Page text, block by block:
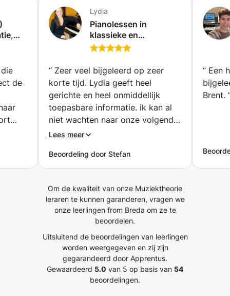
de gewaardeerde professor Sergei Edelmann). Hiervoor
behaalde ik mijn Bachelor- en Masterdiploma's in Piano
Performance/Music aan de University of Minnesota -
Minneapolis (met Prof. Lydia Artymiw) en Texas Christian
ervaring omvat samenwerking met veel verschillende
instrumentalisten en zangers, optreden als solist en
samenwerkend lid in verschillende orkesten en het
ontvangen van hoofdprijzen in verschillende wedstrijden.
Terwijl ik momenteel mijn uitvoerings- en opnamecarrière
in België voortzet, ontwikkel ik mijn privémuziekstudio in
het centrum van Antwerpen en kijk ik ernaar uit om
de
Lydia
Pianolessen in
klassieke en
hedendaagse stijlen
gevorderden (vanaf 6
jaar) (Antwerpen)
“ Zeer veel bijgeleerd op zeer
korte tijd. Lydia geeft heel
gerichte en heel onmiddellijk
toepasbare informatie. ik kan al
niet wachten naar onze volgende
ontmoeting.
Lees meer
Beoordeling door Stefan
“ Een
Brent.
Om de kwaliteit van onze Muziektheorie
leraren te kunnen garanderen, vragen we
onze leerlingen from Breda om ze te
beoordelen.
Uitsluitend de beoordelingen van leerlingen
worden weergegeven en zij zijn
gegarandeerd door Apprentus.
Gewaardeerd 5.0 van 5 op basis van 54
beoordelingen.